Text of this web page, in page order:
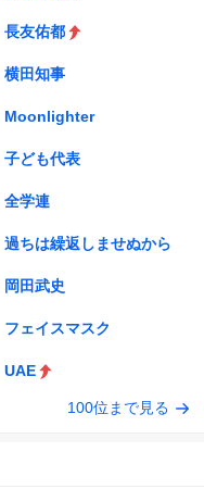
長友佑都
横田知事
Moonlighter
子ども代表
全学連
過ちは繰返しませぬから
岡田武史
フェイスマスク
UAE
100位まで見る